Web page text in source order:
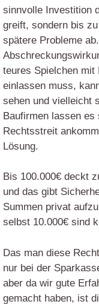
sinnvolle Investition
greift, sondern bis
spätere Probleme
teures Spielchen mit
einlassen muss,
sehen und vielleicht
Baufirmen lassen
Rechtsstreit
Lösung.
Bis 100.000€ deckt
und das gibt
Summen privat
selbst 10.000€ sind
Das man diese
nur bei der
aber da wir gute
gemacht haben, ist